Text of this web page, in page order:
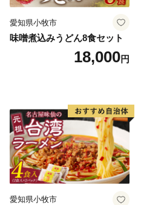
愛知県小牧市
味噌煮込みうどん8食セット
18,000円
愛知県小牧市